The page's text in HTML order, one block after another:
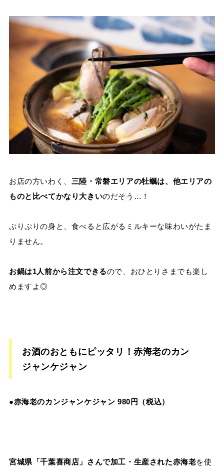
お店の方いわく、 三陸・常磐エリアの牡蠣は、他エリアの
ものと比べてかなり大きいのだそう…！
ぷりぷりの身と、食べると広がるミルキーな味わいがたま
りません。
お鍋は1人前から注文できるので、おひとりさまでも楽し
めますよ◎
お酒のおともにピッタリ！赤海老のカン
ジャンケジャン
●赤海老のカンジャンケジャン 980円（税込）
宮城県「千葉喜商店」さんで加工・生産された赤海老を使